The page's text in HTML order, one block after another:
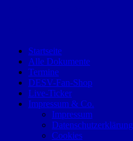
Startseite
Alle Dokumente
Termine
DESV-Fan-Shop
Live-Ticker
Impressum & Co.
Impressum
Datenschutzerklärung
Cookies